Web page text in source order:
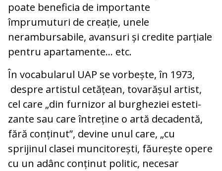
poate beneficia de importante
împrumuturi de creație, unele
nerambursabile, avansuri și credite parțiale
pentru apartamente... etc.
În vocabularul UAP se vorbește, în 1973,
despre artistul cetățean, tovarășul artist,
cel care „din furnizor al burgheziei esteti­
zante sau care întreține o artă decaden­tă,
fără conținut”, devine unul care, „cu
sprijinul clasei muncitorești, făurește opere
cu un adânc conținut politic, necesar